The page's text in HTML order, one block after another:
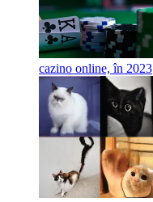
cazino online, în 2023